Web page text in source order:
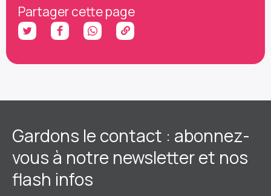
Partager cette page
Gardons le contact : abonnez-
vous à notre newsletter et nos
flash infos